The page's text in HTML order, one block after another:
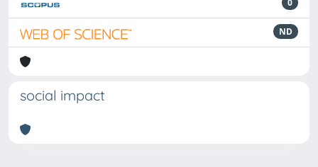
ND
social impact